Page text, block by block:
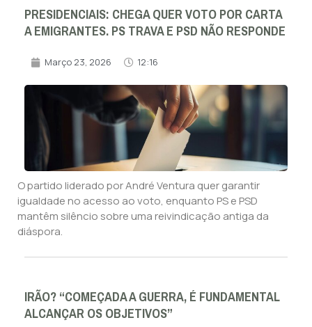
PRESIDENCIAIS: CHEGA QUER VOTO POR CARTA
A EMIGRANTES. PS TRAVA E PSD NÃO RESPONDE
Março 23, 2026 12:16
O partido liderado por André Ventura quer garantir
igualdade no acesso ao voto, enquanto PS e PSD
mantêm silêncio sobre uma reivindicação antiga da
diáspora.
IRÃO? “COMEÇADA A GUERRA, É FUNDAMENTAL
ALCANÇAR OS OBJETIVOS”